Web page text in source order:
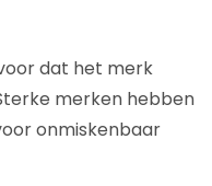
dat het merk
merken hebben
onmiskenbaar